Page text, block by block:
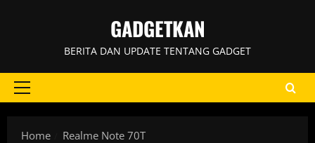
GADGETKAN
BERITA DAN UPDATE TENTANG GADGET
Primary
Home
Realme Note 70T